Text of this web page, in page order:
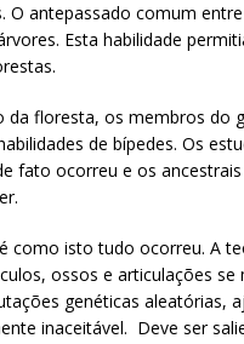
O antepassado comum
Esta habilidade
da floresta, os membros do
de bípedes. Os
fato ocorreu e os
como isto tudo ocorreu. A
ossos e articulações
genéticas aleatórias,
inaceitável. Deve ser